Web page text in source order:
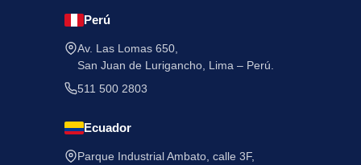
Perú
Av. Las Lomas 650,
San Juan de Lurigancho, Lima – Perú.
511 500 2803
Ecuador
Parque Industrial Ambato, calle 3F,